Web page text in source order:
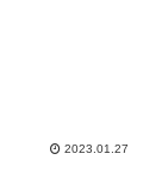
2023.01.27